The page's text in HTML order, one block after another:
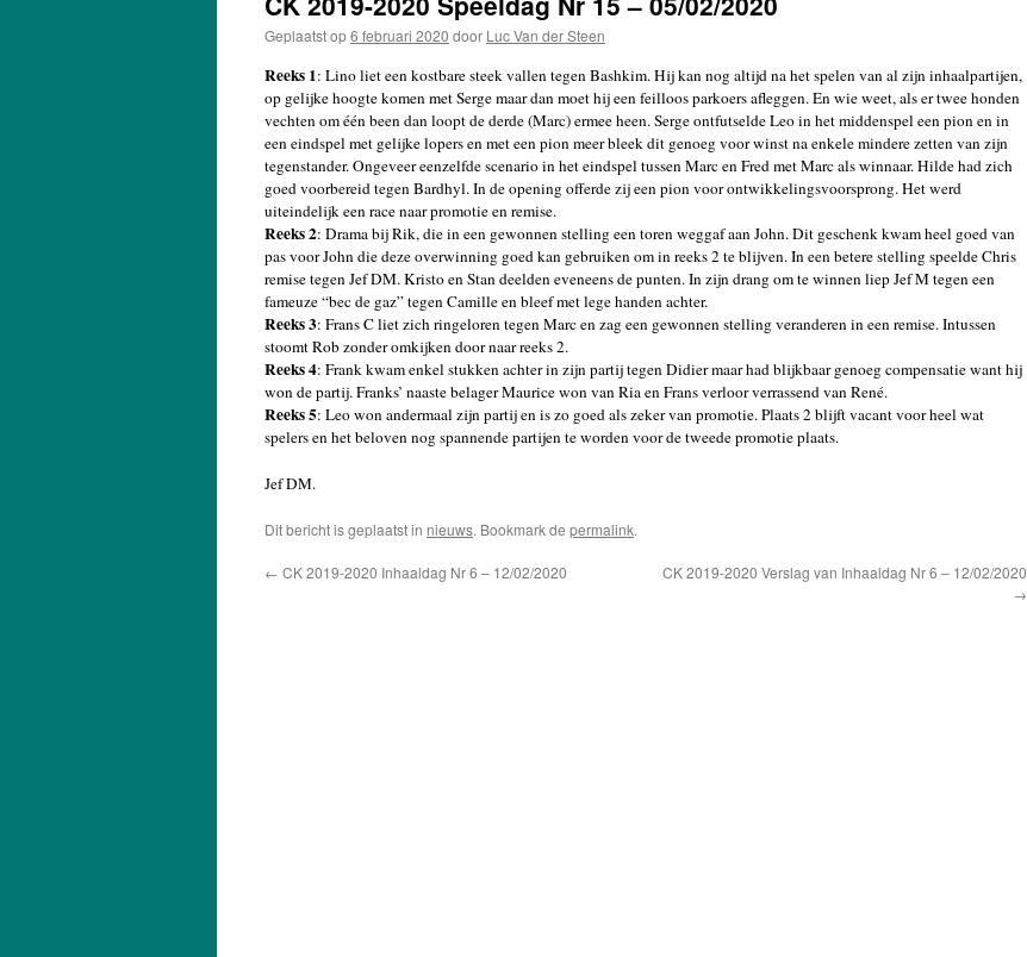
Geplaatst op6 februari 2020 door Luc Van der Steen
Reeks 1: Lino liet een kostbare steek vallen tegen Bashkim. Hij kan nog altijd na het spelen van al zijn inhaalpartijen,
op gelijke hoogte komen met Serge maar dan moet hij een feilloos parkoers afleggen. En wie weet, als er twee honden
vechten om één been dan loopt de derde (Marc) ermee heen. Serge ontfutselde Leo in het middenspel een pion en in
een eindspel met gelijke lopers en met een pion meer bleek dit genoeg voor winst na enkele mindere zetten van zijn
tegenstander. Ongeveer eenzelfde scenario in het eindspel tussen Marc en Fred met Marc als winnaar. Hilde had zich
goed voorbereid tegen Bardhyl. In de opening offerde zij een pion voor ontwikkelingsvoorsprong. Het werd
uiteindelijk een race naar promotie en remise.
Reeks 2: Drama bij Rik, die in een gewonnen stelling een toren weggaf aan John. Dit geschenk kwam heel goed van
pas voor John die deze overwinning goed kan gebruiken om in reeks 2 te blijven. In een betere stelling speelde Chris
remise tegen Jef DM. Kristo en Stan deelden eveneens de punten. In zijn drang om te winnen liep Jef M tegen een
fameuze “bec de gaz” tegen Camille en bleef met lege handen achter.
Reeks 3: Frans C liet zich ringeloren tegen Marc en zag een gewonnen stelling veranderen in een remise. Intussen
stoomt Rob zonder omkijken door naar reeks 2.
Reeks 4: Frank kwam enkel stukken achter in zijn partij tegen Didier maar had blijkbaar genoeg compensatie want hij
won de partij. Franks’ naaste belager Maurice won van Ria en Frans verloor verrassend van René.
Reeks 5: Leo won andermaal zijn partij en is zo goed als zeker van promotie. Plaats 2 blijft vacant voor heel wat
spelers en het beloven nog spannende partijen te worden voor de tweede promotie plaats.
Jef DM.
Dit bericht is geplaatst in nieuws. Bookmark de permalink.
← CK 2019-2020 Inhaaldag Nr 6 – 12/02/2020
CK 2019-2020 Verslag van Inhaaldag Nr 6 – 12/02/2020
→